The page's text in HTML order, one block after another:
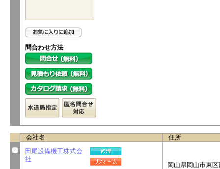
問合わせ方法
会社名
住所
田尾設備機工株式会
社
岡山県岡山市東